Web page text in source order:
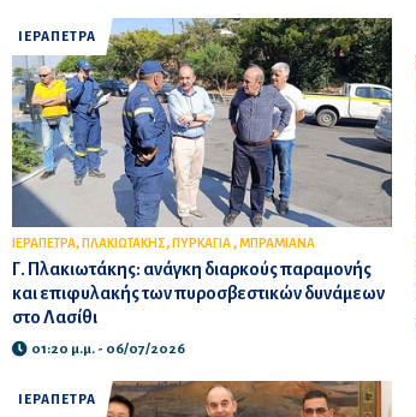
ΙΕΡΑΠΕΤΡΑ
ΙΕΡΑΠΕΤΡΑ, ΠΛΑΚΙΩΤΑΚΗΣ, ΠΥΡΚΑΓΙΑ,ΜΠΡΑΜΙΑΝΑ
Γ. Πλακιωτάκης: ανάγκη διαρκούς παραμονής
και επιφυλακής των πυροσβεστικών δυνάμεων
στο Λασίθι
01:20 μ.μ. - 06/07/2026
ΙΕΡΑΠΕΤΡΑ